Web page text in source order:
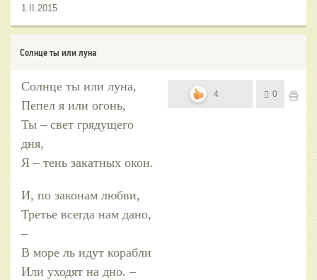
1.II.2015
Солнце ты или луна
Солнце ты или луна,
Пепел я или огонь,
Ты – свет грядущего
дня,
Я – тень закатных окон.
И, по законам любви,
Третье всегда нам дано,
–
В море ль идут корабли
Или уходят на дно. –
4 0